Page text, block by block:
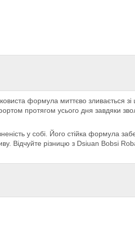
формула миттєво зливається
протягом усього дня завдяки
у собі. Його стійка формула
Відчуйте різницю з Dsiuan Bobsi